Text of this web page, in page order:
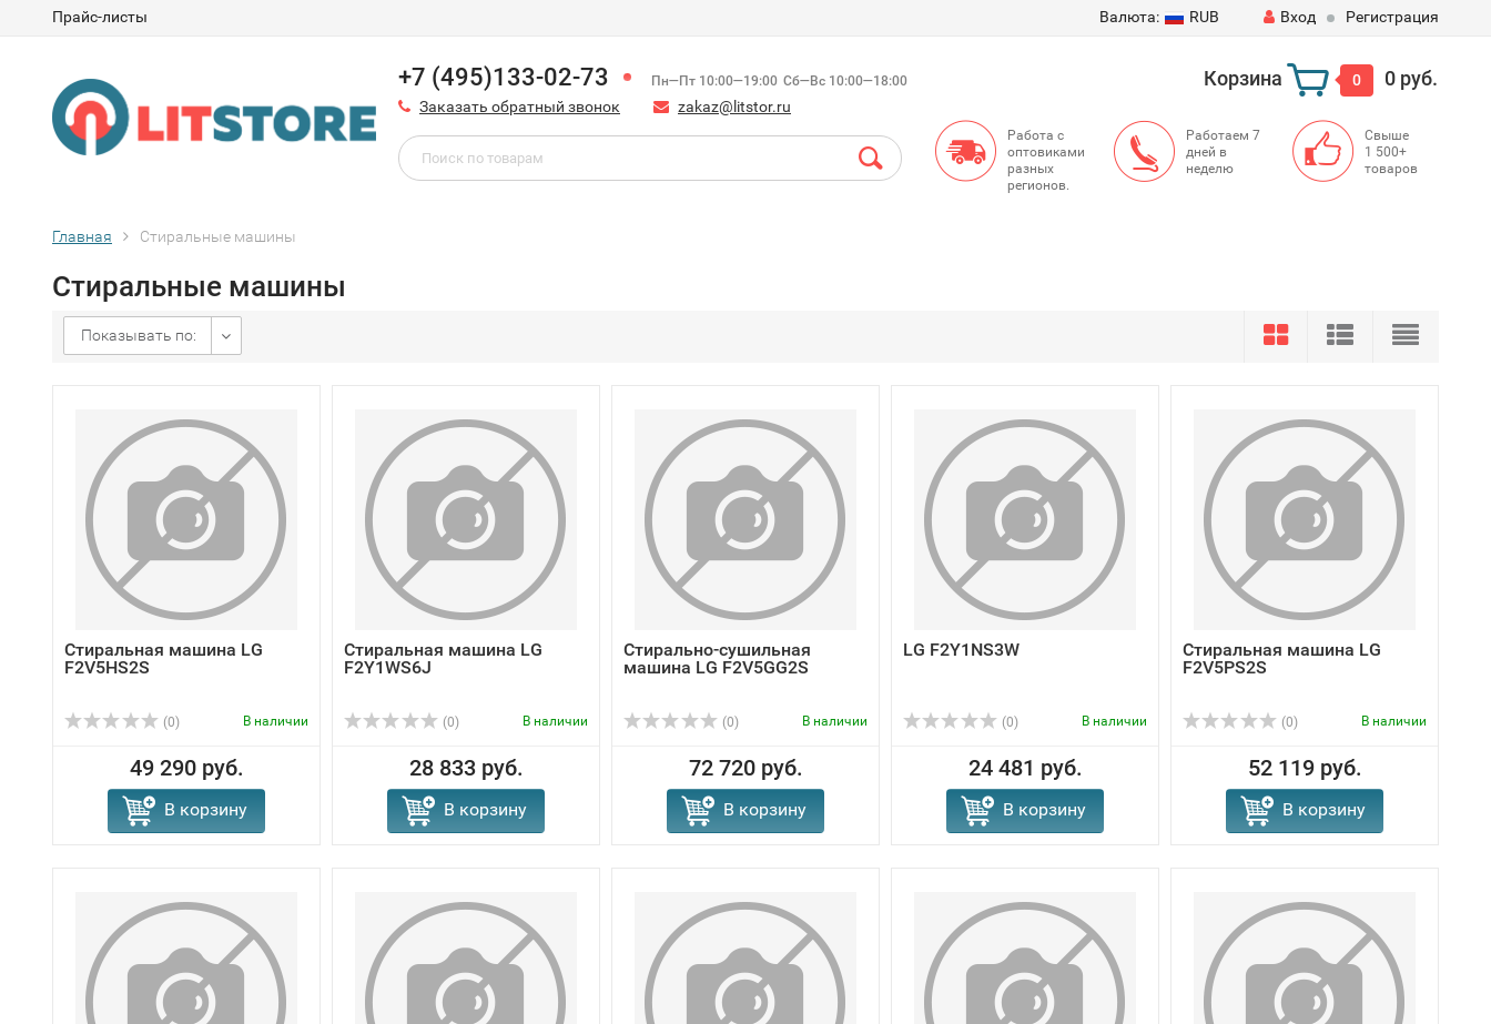
Прайс-листы Валюта: RUB Вход Регистрация
+7 (495)133-02-73 Пн—Пт 10:00—19:00 Сб—Вс 10:00—18:00
Заказать обратный звонок zakaz@litstor.ru
Корзина 0 0 руб.
Работа с
оптовиками
разных
регионов.
Работаем 7
дней в
неделю
Свыше
1 500+
товаров
Главная Стиральные машины
Стиральные машины
Показывать по:
Стиральная машина LG
F2V5HS2S
(0) В наличии
49 290 руб.
В корзину
Стиральная машина LG
F2Y1WS6J
(0) В наличии
28 833 руб.
В корзину
Стирально-сушильная
машина LG F2V5GG2S
(0) В наличии
72 720 руб.
В корзину
LG F2Y1NS3W
(0) В наличии
24 481 руб.
В корзину
Стиральная машина LG
F2V5PS2S
(0) В наличии
52 119 руб.
В корзину